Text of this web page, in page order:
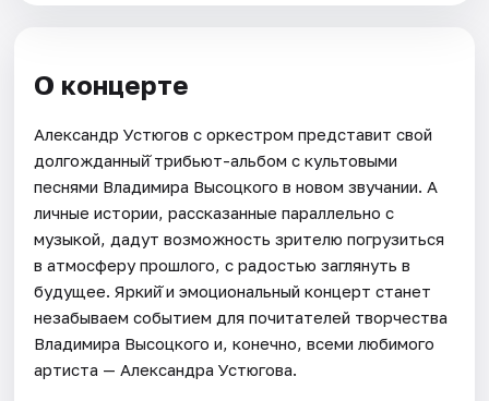
О концерте
Александр Устюгов с оркестром представит свой
долгожданный̆ трибьют-альбом с культовыми
песнями Владимира Высоцкого в новом звучании. А
личные истории, рассказанные параллельно с
музыкой, дадут возможность зрителю погрузиться
в атмосферу прошлого, с радостью заглянуть в
будущее. Яркий̆ и эмоциональный концерт станет
незабываем событием для почитателей творчества
Владимира Высоцкого и, конечно, всеми любимого
артиста — Александра Устюгова.